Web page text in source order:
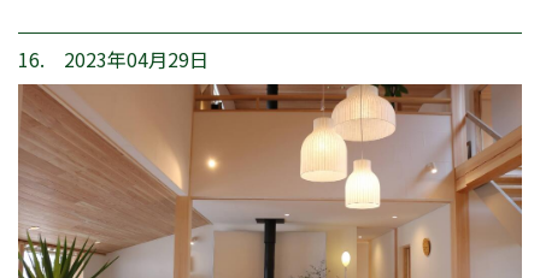
16. 2023年04月29日